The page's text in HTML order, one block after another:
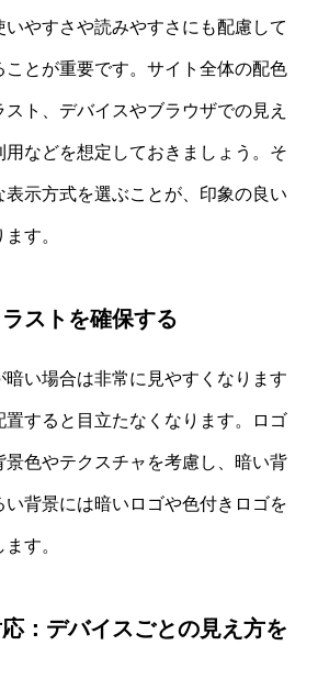
いやすさや読みやすさにも配慮して
ことが重要です。サイト全体の配色
ト、デバイスやブラウザでの見え
などを想定しておきましょう。そ
表示方式を選ぶことが、印象の良い
す。
ストを確保する
暗い場合は非常に見やすくなります
置すると目立たなくなります。ロゴ
景色やテクスチャを考慮し、暗い背
背景には暗いロゴや色付きロゴを
す。
：デバイスごとの見え方を